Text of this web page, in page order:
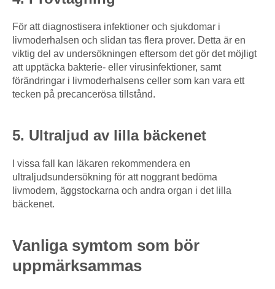
För att diagnostisera infektioner och sjukdomar i
livmoderhalsen och slidan tas flera prover. Detta är en
viktig del av undersökningen eftersom det gör det möjligt
att upptäcka bakterie- eller virusinfektioner, samt
förändringar i livmoderhalsens celler som kan vara ett
tecken på precancerösa tillstånd.
5. Ultraljud av lilla bäckenet
I vissa fall kan läkaren rekommendera en
ultraljudsundersökning för att noggrant bedöma
livmodern, äggstockarna och andra organ i det lilla
bäckenet.
Vanliga symtom som bör
uppmärksammas